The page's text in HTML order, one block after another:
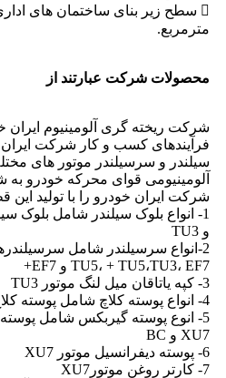
مترمربع.
محصولات شرکت عبارتند از
شرکت ریخته گری آلومینیوم ایران
فرآیندهای کسب و کار شرکت ایران
سیلندر و سرسیلندر موتور های
آلومینیومی قوای محرکه خودرو به
شرکت ایران خودرو را با تولید این
و TU3
TU5، + TU5،TU3، EF7 و EF7+
3- کپه یاتاقان میل لنگ موتور TU3
4- انواع پوسته کلاچ شامل پوسته کلاچ BE3 و پوسته کلاچ EF7
XU7 و BC
6- پوسته دیفرانسیل موتور XU7
7- کارتر روغن موتورXU7